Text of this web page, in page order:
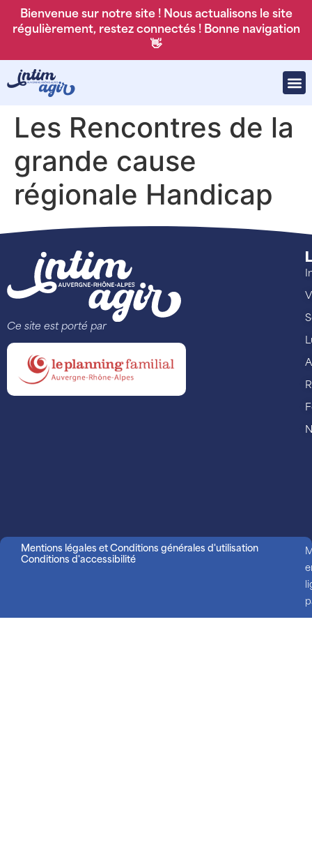
Bienvenue sur notre site ! Nous actualisons le site
régulièrement, restez connectés ! Bonne navigation
👋
Les Rencontres de la
grande cause
régionale Handicap
Ce site est porté par
Mentions légales et Conditions générales d'utilisation
Conditions d'accessibilité